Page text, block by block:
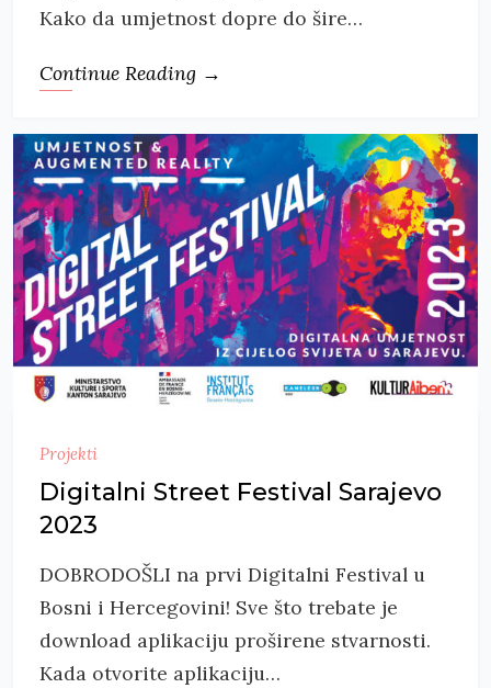
Kako da umjetnost dopre do šire…
Continue Reading →
Projekti
Digitalni Street Festival Sarajevo
2023
DOBRODOŠLI na prvi Digitalni Festival u
Bosni i Hercegovini! Sve što trebate je
download aplikaciju proširene stvarnosti.
Kada otvorite aplikaciju…